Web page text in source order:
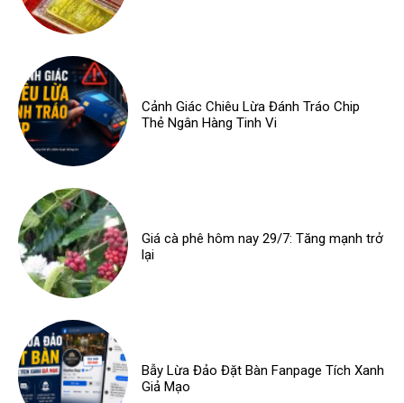
Cảnh Giác Chiêu Lừa Đánh Tráo Chip
Thẻ Ngân Hàng Tinh Vi
Giá cà phê hôm nay 29/7: Tăng mạnh trở
lại
Bẫy Lừa Đảo Đặt Bàn Fanpage Tích Xanh
Giả Mạo